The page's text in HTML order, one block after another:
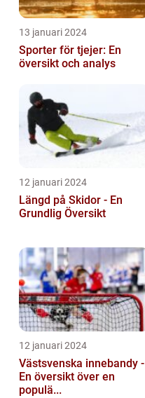
13 januari 2024
Sporter för tjejer: En
översikt och analys
12 januari 2024
Längd på Skidor - En
Grundlig Översikt
12 januari 2024
Västsvenska innebandy -
En översikt över en
populä...